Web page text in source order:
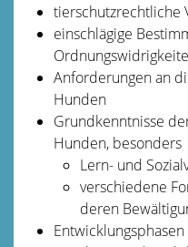
tierschutzrechtliche
einschlägige
Anforderungen an
Hunden
Grundkenntnisse
Hunden, besonders
Lern- und
verschiedene
deren